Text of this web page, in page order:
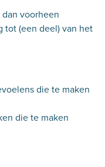
voorheen
tot (een deel) van het
die te maken
die te maken